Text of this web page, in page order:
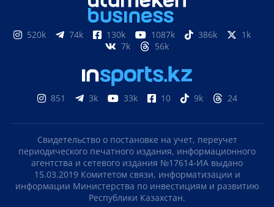
520k 74k 130k 1087k 386k
1k
7k
56k
851 3k 33k 10 9k 24
Свидетельство о постановке на учет, переучет
периодического печатного издания, информационного
агентства и сетевого издания №17614-ИА выдано
15.03.2019 Комитетом связи, информатизации и
информации Министерства по инвестициям и развитию
Республики Казахстан.